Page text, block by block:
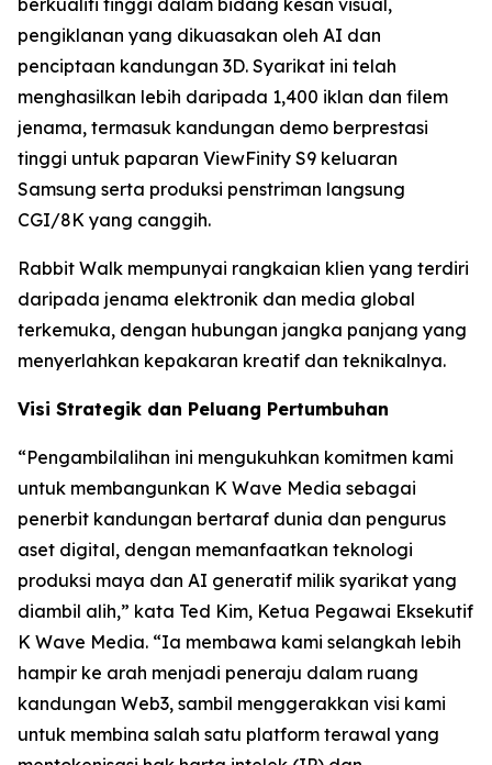
pengiklanan yang dikuasakan oleh AI dan
penciptaan kandungan 3D. Syarikat ini telah
menghasilkan lebih daripada 1,400 iklan dan filem
jenama, termasuk kandungan demo berprestasi
tinggi untuk paparan ViewFinity S9 keluaran
Samsung serta produksi penstriman langsung
CGI/8K yang canggih.
Rabbit Walk mempunyai rangkaian klien yang terdiri
daripada jenama elektronik dan media global
terkemuka, dengan hubungan jangka panjang yang
menyerlahkan kepakaran kreatif dan teknikalnya.
Visi Strategik dan Peluang Pertumbuhan
“Pengambilalihan ini mengukuhkan komitmen kami
untuk membangunkan K Wave Media sebagai
penerbit kandungan bertaraf dunia dan pengurus
aset digital, dengan memanfaatkan teknologi
produksi maya dan AI generatif milik syarikat yang
diambil alih,” kata Ted Kim, Ketua Pegawai Eksekutif
K Wave Media. “Ia membawa kami selangkah lebih
hampir ke arah menjadi peneraju dalam ruang
kandungan Web3, sambil menggerakkan visi kami
untuk membina salah satu platform terawal yang